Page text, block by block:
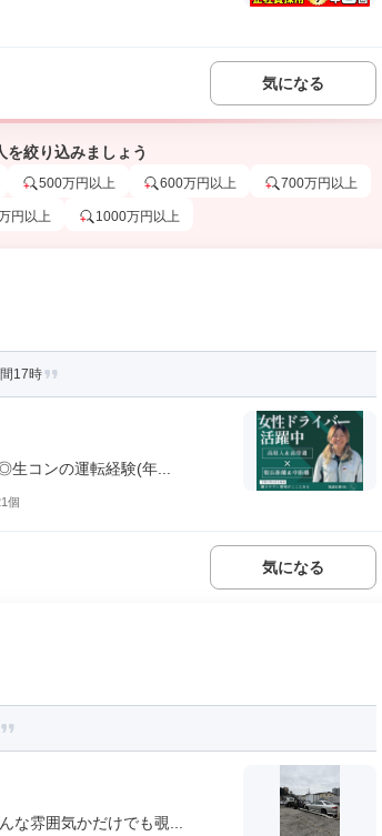
気になる
を絞り込みましょう
500万円以上 600万円以上 700万円以上
円以上 1000万円以上
17時
コンの運転経験(年...
個
気になる
な雰囲気かだけでも覗...